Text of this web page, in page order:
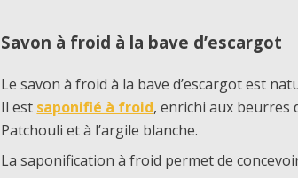
Savon à froid à la bave d’escargot
Le savon à froid à la bave d’escargot est
Il est saponifié à froid, enrichi aux beurres
Patchouli et à l’argile blanche.
La saponification à froid permet de